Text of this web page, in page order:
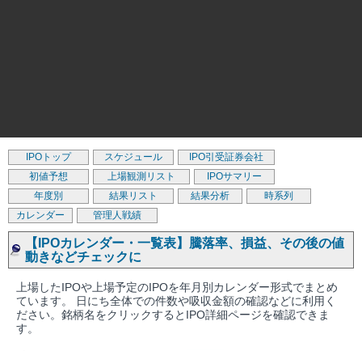
IPOトップ スケジュール
IPO引受証券会社
初値予想
上場観測リスト
IPOサマリー
年度別
結果リスト 結果分析
時系列
カレンダー
管理人戦績
【IPOカレンダー・一覧表】騰落率、損益、その後の値
動きなどチェックに
上場したIPOや上場予定のIPOを年月別カレンダー形式でまとめ
ています。 日にち全体での件数や吸収金額の確認などに利用く
ださい。銘柄名をクリックするとIPO詳細ページを確認できま
す。